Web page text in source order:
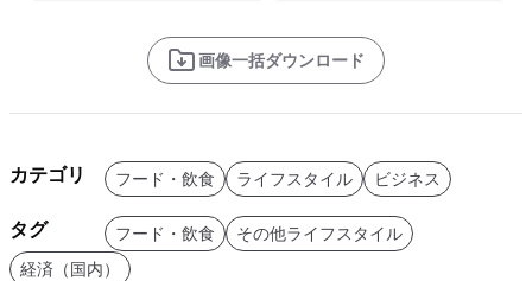
画像一括ダウンロード
カテゴリ フード・飲食 ライフスタイル ビジネス
タグ フード・飲食
その他ライフスタイル
経済（国内）